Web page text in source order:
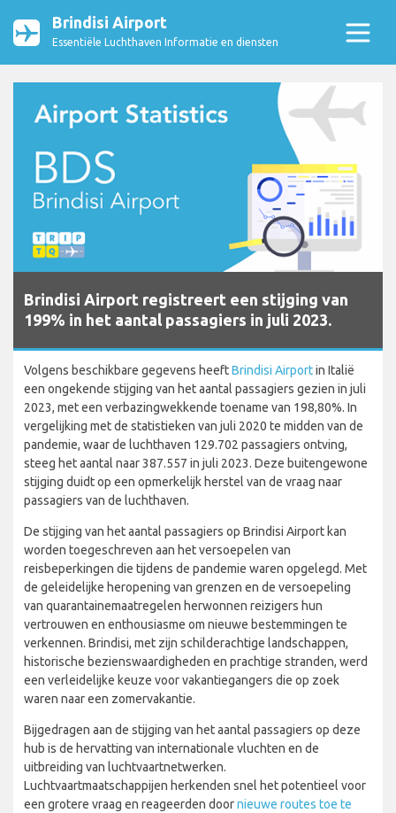
Brindisi Airport
Essentiële Luchthaven Informatie en diensten
Brindisi Airport registreert een stijging van
199% in het aantal passagiers in juli 2023.
Volgens beschikbare gegevens heeftBrindisi Airportin Italië
een ongekende stijging van het aantal passagiers gezien in juli
2023, met een verbazingwekkende toename van 198,80%. In
vergelijking met de statistieken van juli 2020 te midden van de
pandemie, waar de luchthaven 129.702 passagiers ontving,
steeg het aantal naar 387.557 in juli 2023. Deze buitengewone
stijging duidt op een opmerkelijk herstel van de vraag naar
passagiers van de luchthaven.
De stijging van het aantal passagiers op Brindisi Airport kan
worden toegeschreven aan het versoepelen van
reisbeperkingen die tijdens de pandemie waren opgelegd. Met
de geleidelijke heropening van grenzen en de versoepeling
van quarantainemaatregelen herwonnen reizigers hun
vertrouwen en enthousiasme om nieuwe bestemmingen te
verkennen. Brindisi, met zijn schilderachtige landschappen,
historische bezienswaardigheden en prachtige stranden, werd
een verleidelijke keuze voor vakantiegangers die op zoek
waren naar een zomervakantie.
Bijgedragen aan de stijging van het aantal passagiers op deze
hub is de hervatting van internationale vluchten en de
uitbreiding van luchtvaartnetwerken.
Luchtvaartmaatschappijen herkenden snel het potentieel voor
een grotere vraag en reageerden doornieuwe routes toe te